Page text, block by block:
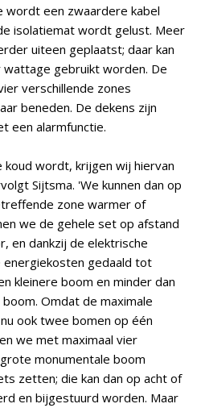
wordt een zwaardere kabel
isolatiemat wordt gelust. Meer
uiteen geplaatst; daar kan
gebruikt worden. De
verschillende zones
beneden. De dekens zijn
een alarmfunctie.
wordt, krijgen wij hiervan
Sijtsma. 'We kunnen dan op
zone warmer of
we de gehele set op afstand
en dankzij de elektrische
energiekosten gedaald tot
kleinere boom en minder dan
Omdat de maximale
ook twee bomen op één
we met maximaal vier
monumentale boom
zetten; die kan dan op acht of
en bijgestuurd worden. Maar